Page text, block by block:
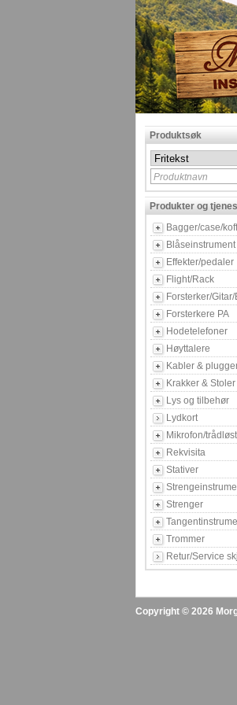
Produktsøk
Produktnavn
Produkter og
Bagger/case/
Blåseinstrument
Effekter/pedaler
Flight/Rack
Forsterker/
Forsterkere PA
Hodetelefoner
Høyttalere
Kabler &
Krakker & Stoler
Lys og tilbehør
Lydkort
Mikrofon/trådløst
Rekvisita
Stativer
Strenger
Trommer
Retur/Service
Copyright © 2026